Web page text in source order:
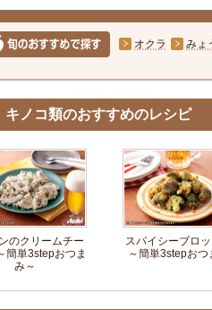
オクラ みょ
キノコ類のおすすめのレシピ
のクリームチー
簡単3stepおつま
み～
スパイシーブロ
～簡単3stepおつ